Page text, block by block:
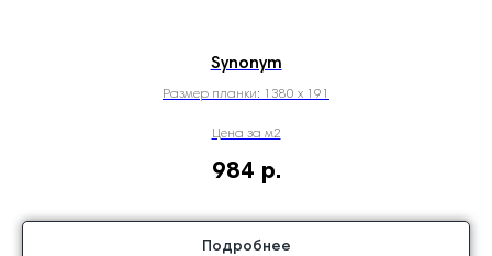
Synonym
Размер планки: 1380 х 191
Цена за м2
984 р.
Подробнее